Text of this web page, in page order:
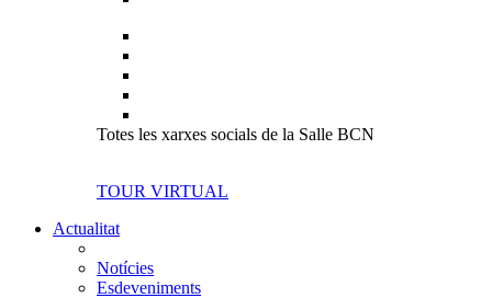
Totes les xarxes socials de la Salle BCN
TOUR VIRTUAL
Actualitat
Notícies
Esdeveniments